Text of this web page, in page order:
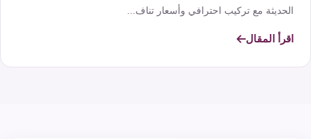
الحديثة مع تركيب احترافي وأسعار تناف...
اقرأ المقال